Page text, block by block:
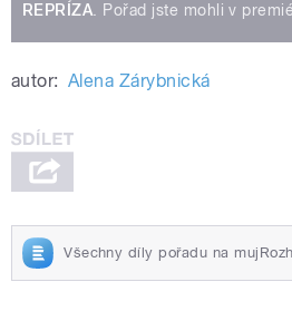
REPRÍZA . Pořad jste mohli v
autor: Alena Zárybnická
Všechny díly pořadu na